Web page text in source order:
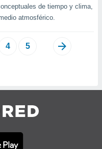
de tiempo y clima,
atmosférico.
4 5